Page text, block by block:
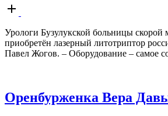
Open
post
Урологи Бузулукской больницы
приобретён лазерный литотриптор
Павел Жогов. – Оборудование – самое
Оренбурженка Вера